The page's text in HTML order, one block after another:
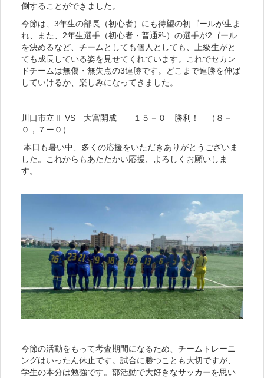
倒することができました。
今節は、3年生の部長（初心者）にも待望の初ゴールが生ま
れ、また、2年生選手（初心者・普通科）の選手が2ゴール
を決めるなど、チームとしても個人としても、上級生がと
ても成長している姿を見せてくれています。これでセカン
ドチームは無傷・無失点の3連勝です。どこまで連勝を伸ば
していけるか、楽しみになってきました。
川口市立Ⅱ VS 大宮開成 １５－０ 勝利！ （８－
０，７ー０）
本日も暑い中、多くの応援をいただきありがとうございま
した。これからもあたたかい応援、よろしくお願いしま
す。
今節の活動をもって考査期間になるため、チームトレーニ
ングはいったん休止です。試合に勝つことも大切ですが、
学生の本分は勉強です。部活動で大好きなサッカーを思い